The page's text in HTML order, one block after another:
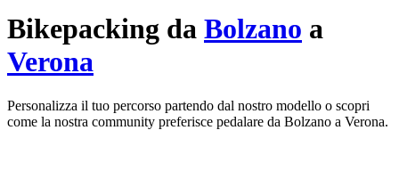
Bikepacking da Bolzano a
Verona
Personalizza il tuo percorso partendo dal nostro modello o scopri
come la nostra community preferisce pedalare da Bolzano a Verona.